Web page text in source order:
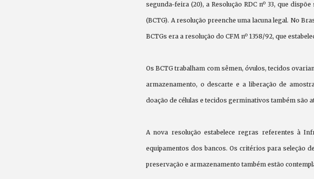
segunda-feira (20), a Resolução RDC nº 33, que
(BCTG). A resolução preenche uma lacuna legal. No
BCTGs era a resolução do CFM nº 1358/92, que
Os BCTG trabalham com sêmen, óvulos, tecidos
armazenamento, o descarte e a liberação de
doação de células e tecidos germinativos também são
A nova resolução estabelece regras referentes à
equipamentos dos bancos. Os critérios para seleção
preservação e armazenamento também estão